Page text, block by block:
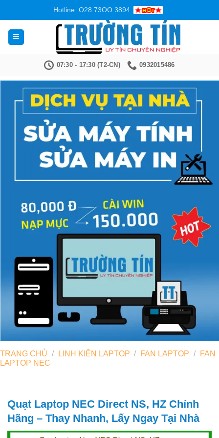
nội
dung
Hotline: O28 73OO 3894
07:30 - 17:30 (T2-CN) 0932015486
TRANG CHỦ / LINH KIỆN LAPTOP / FAN LAPTOP /
FAN
LAPTOP NEC
Quạt Laptop NEC Direct NS, HZ Chính
Hãng – Thay Nhanh, Lấy Ngay Tại Nhà